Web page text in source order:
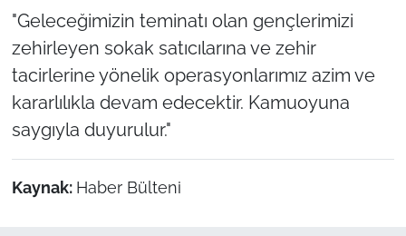
"Geleceğimizin teminatı olan gençlerimizi
zehirleyen sokak satıcılarına ve zehir
tacirlerine yönelik operasyonlarımız azim ve
kararlılıkla devam edecektir. Kamuoyuna
saygıyla duyurulur."
Kaynak: Haber Bülteni